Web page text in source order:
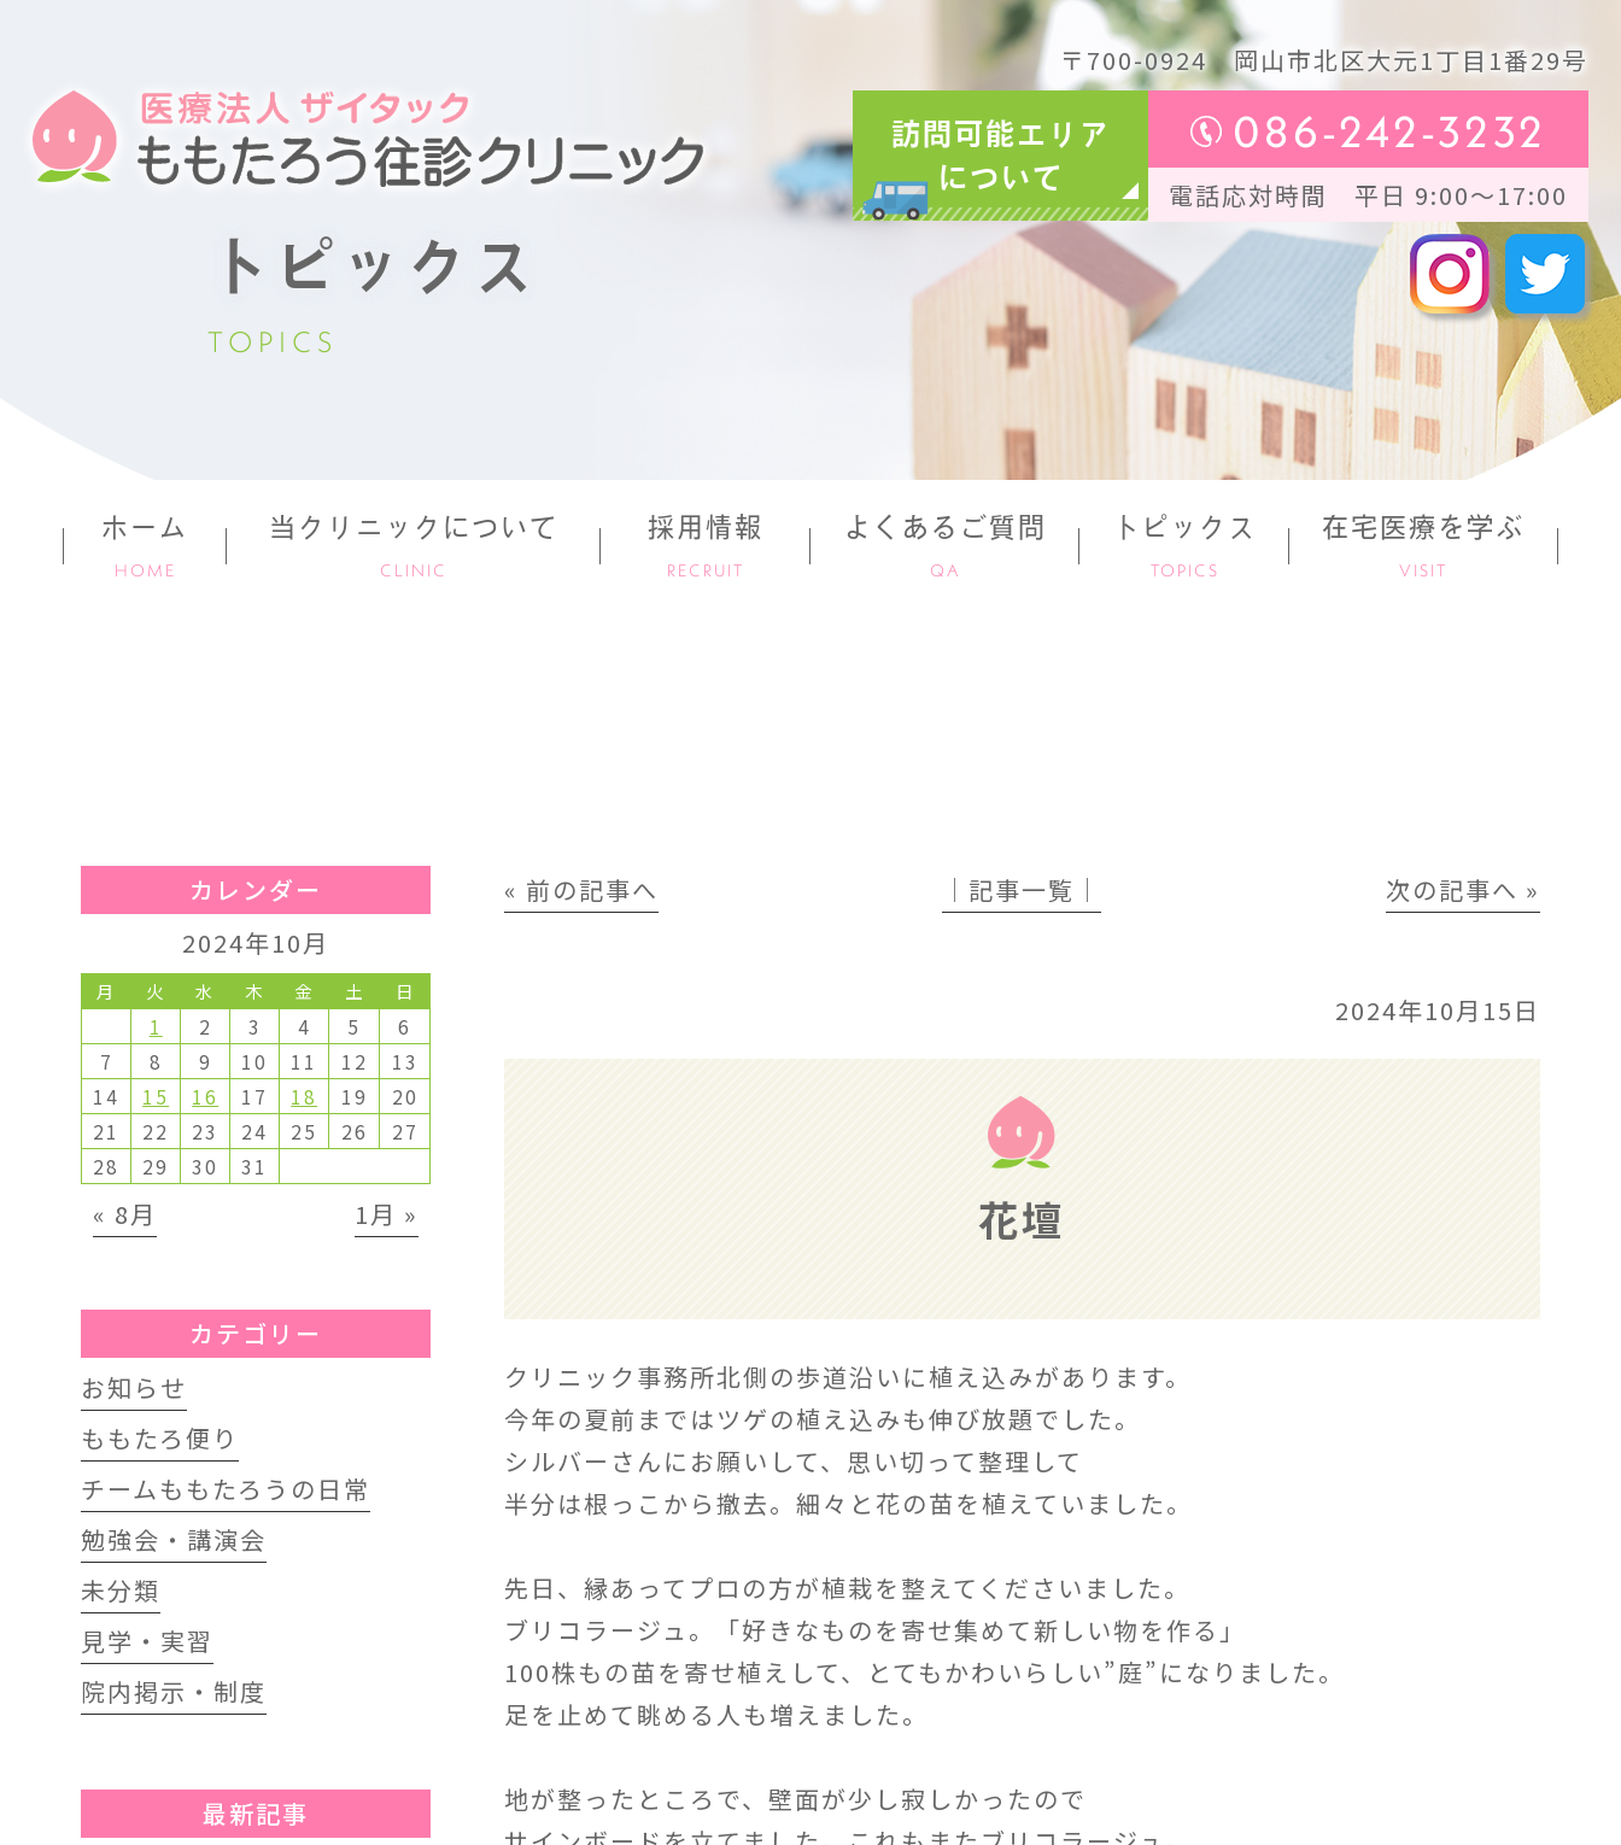
〒700-0924岡山市北区大元1丁目1番29号
086-242-3232
電話応対時間 平日 9:00～17:00
訪問可能エリア
について
トピックス
TOPICS
ホーム
HOME
当クリニックについて
CLINIC
採用情報
RECRUIT
よくあるご質問
QA
トピックス
TOPICS
在宅医療を学ぶ
VISIT
« 前の記事へ │記事一覧│ 次の記事へ »
2024年10月15日
花壇
クリニック事務所北側の歩道沿いに植え込みがあります。
今年の夏前まではツゲの植え込みも伸び放題でした。
シルバーさんにお願いして、思い切って整理して
半分は根っこから撤去。細々と花の苗を植えていました。
先日、縁あってプロの方が植栽を整えてくださいました。
ブリコラージュ。「好きなものを寄せ集めて新しい物を作る」
100株もの苗を寄せ植えして、とてもかわいらしい”庭”になりました。
足を止めて眺める人も増えました。
地が整ったところで、壁面が少し寂しかったので
カレンダー
2024年10月
月 火 水 木 金 土 日
1 2 3 4 5
6
7
8 9 10 11 12
13
14
15 16 17 18 19
20
21
22 23 24 25 26
27
28
29 30 31
« 8月 1月 »
カテゴリー
お知らせ
ももたろ便り
チームももたろうの日常
勉強会・講演会
未分類
見学・実習
院内掲示・制度
最新記事